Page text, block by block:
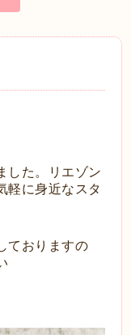
した。リエゾン
軽に身近なスタ
ておりますの